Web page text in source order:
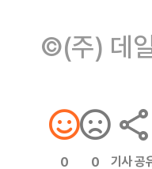
©(주) 데
0 0 기사 공